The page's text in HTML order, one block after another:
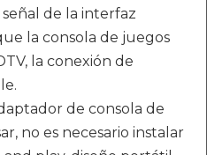
señal de la interfaz
la consola de juegos
la conexión de
de consola de
no es necesario instalar